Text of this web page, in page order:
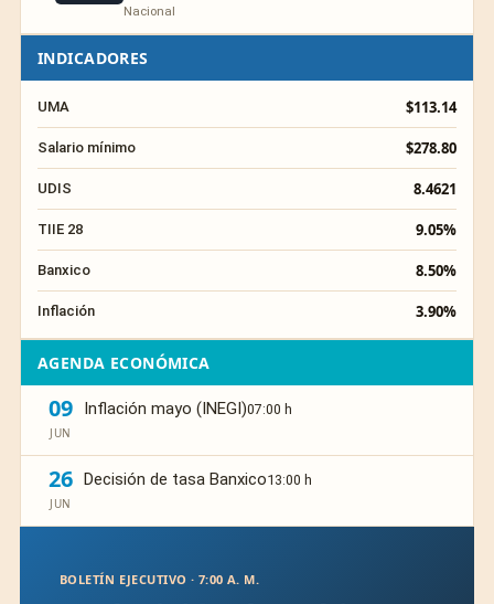
Nacional
INDICADORES
UMA $113.14
Salario mínimo $278.80
UDIS 8.4621
TIIE 28 9.05%
Banxico 8.50%
Inflación 3.90%
AGENDA ECONÓMICA
09
JUN
Inflación mayo (INEGI)07:00 h
26
JUN
Decisión de tasa Banxico13:00 h
BOLETÍN EJECUTIVO · 7:00 A. M.